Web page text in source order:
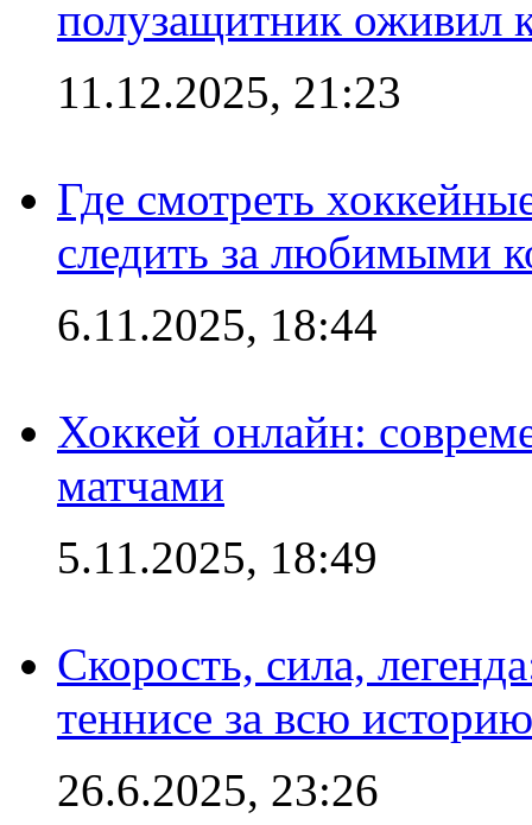
полузащитник оживил
11.12.2025, 21:23
Где смотреть
следить за любимыми
6.11.2025, 18:44
Хоккей онлайн:
матчами
5.11.2025, 18:49
Скорость, сила,
теннисе за всю историю
26.6.2025, 23:26